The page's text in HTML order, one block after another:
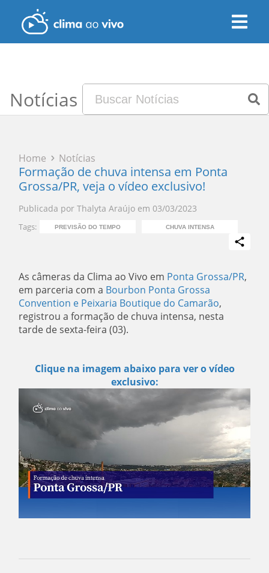
Notícias
Home Notícias
Formação de chuva intensa em Ponta
Grossa/PR, veja o vídeo exclusivo!
Publicada por Thalyta Araújo em 03/03/2023
Tags: PREVISÃO DO TEMPO CHUVA INTENSA
As câmeras da Clima ao Vivo em Ponta Grossa/PR,
em parceria com a Bourbon Ponta Grossa
Convention e Peixaria Boutique do Camarão,
registrou a formação de chuva intensa, nesta
tarde de sexta-feira (03).
Clique na imagem abaixo para ver o vídeo
exclusivo: